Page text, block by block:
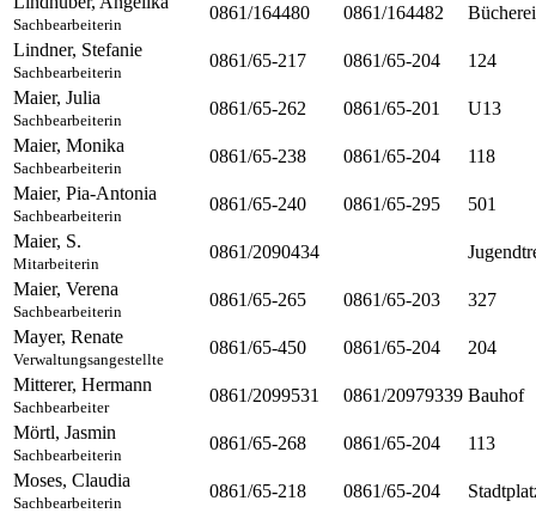
Sachbearbeiterin
0861/164480 0861/164482
Bücherei
Lindner, Stefanie
Sachbearbeiterin
0861/65-217 0861/65-204
124
Maier, Julia
Sachbearbeiterin
0861/65-262 0861/65-201
U13
Maier, Monika
Sachbearbeiterin
0861/65-238 0861/65-204
118
Maier, Pia-Antonia
Sachbearbeiterin
0861/65-240 0861/65-295
501
Maier, S.
Mitarbeiterin
0861/2090434
Maier, Verena
Sachbearbeiterin
0861/65-265 0861/65-203
327
Mayer, Renate
Verwaltungsangestellte
0861/65-450 0861/65-204
204
Mitterer, Hermann
Sachbearbeiter
0861/2099531 0861/20979339 Bauhof
Mörtl, Jasmin
Sachbearbeiterin
0861/65-268 0861/65-204
113
Moses, Claudia
Sachbearbeiterin
0861/65-218 0861/65-204